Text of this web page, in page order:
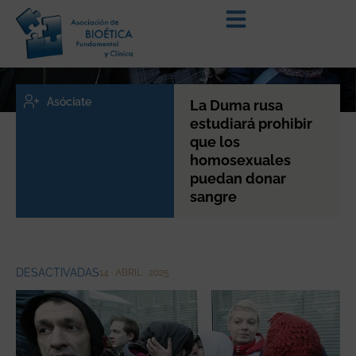
La Duma rusa
estudiará prohibir
que los
homosexuales
puedan donar
sangre
Asóciate
DESACTIVADAS14 · ABRIL · 2025